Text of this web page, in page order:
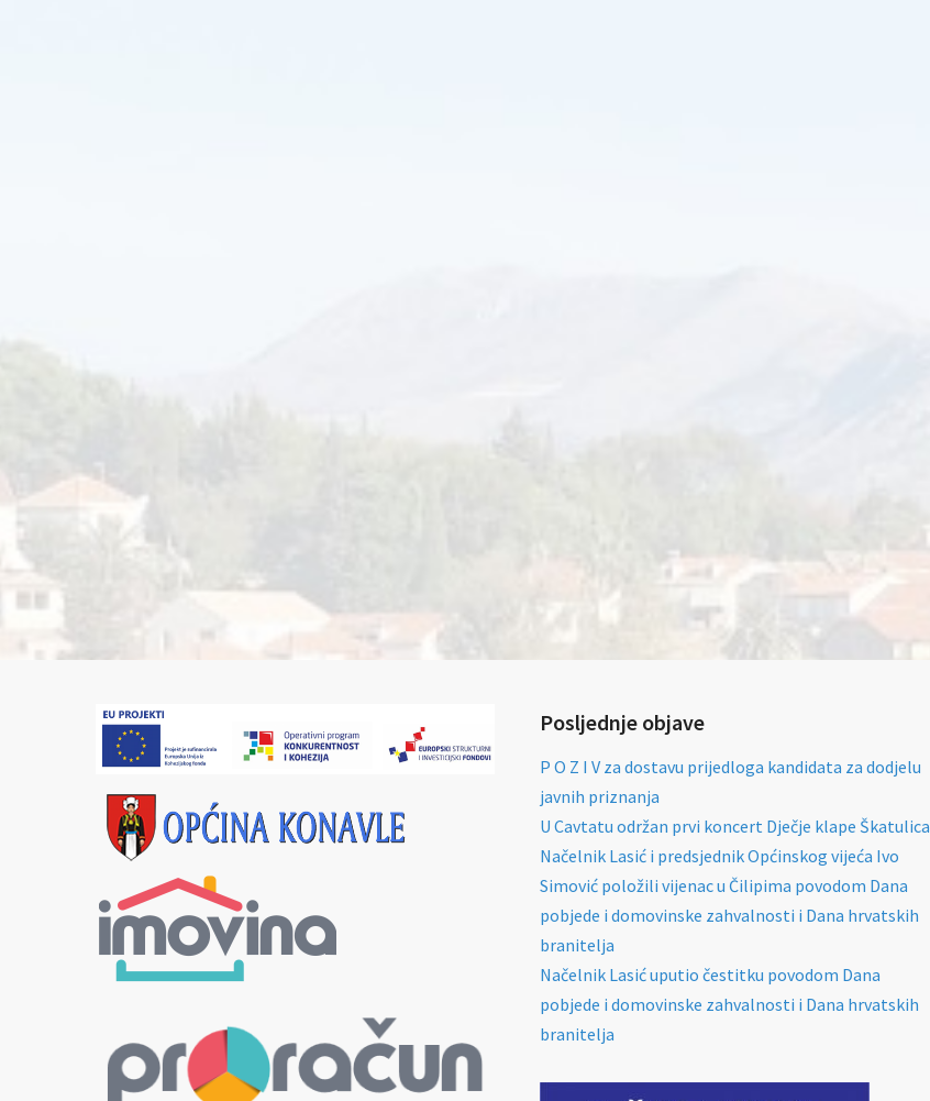
Posljednje objave
P O Z I V za dostavu prijedloga kandidata za dodjelu
javnih priznanja
U Cavtatu održan prvi koncert Dječje klape Škatulica
Načelnik Lasić i predsjednik Općinskog vijeća Ivo
Simović položili vijenac u Čilipima povodom Dana
pobjede i domovinske zahvalnosti i Dana hrvatskih
branitelja
Načelnik Lasić uputio čestitku povodom Dana
pobjede i domovinske zahvalnosti i Dana hrvatskih
branitelja